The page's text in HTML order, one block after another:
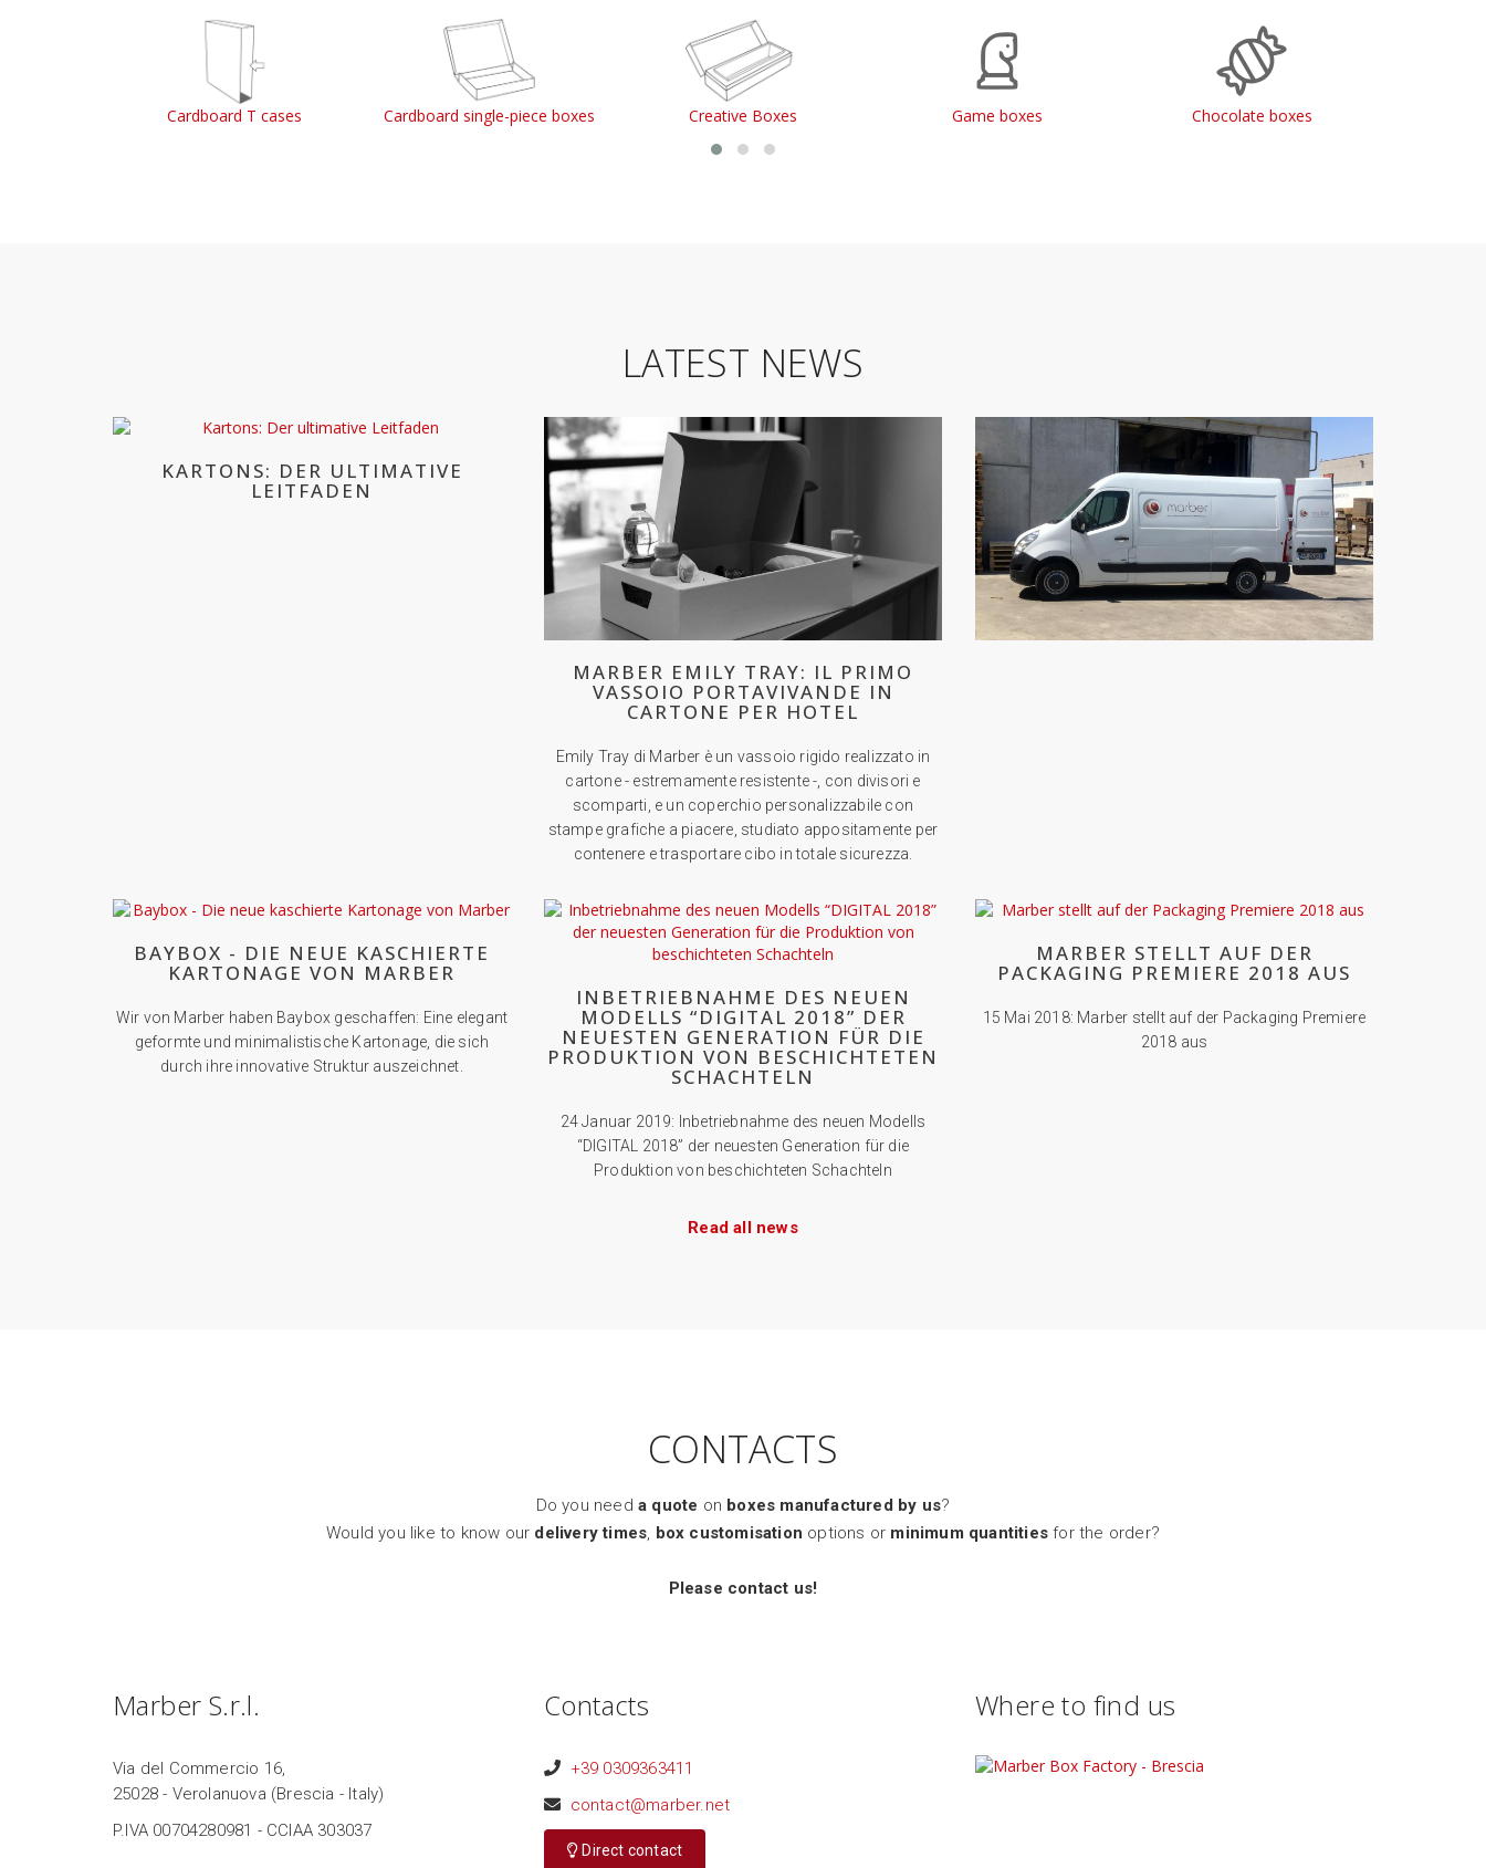
Cardboard T cases Cardboard single-piece boxes Creative Boxes Game boxes Chocolate boxes
LATEST NEWS
KARTONS: DER ULTIMATIVE
LEITFADEN
MARBER EMILY TRAY: IL PRIMO
VASSOIO PORTAVIVANDE IN
CARTONE PER HOTEL
Emily Tray di Marber è un vassoio rigido realizzato in
cartone - estremamente resistente -, con divisori e
scomparti, e un coperchio personalizzabile con
stampe grafiche a piacere, studiato appositamente per
contenere e trasportare cibo in totale sicurezza.
BAYBOX - DIE NEUE KASCHIERTE
KARTONAGE VON MARBER
Wir von Marber haben Baybox geschaffen: Eine elegant
geformte und minimalistische Kartonage, die sich
durch ihre innovative Struktur auszeichnet.
INBETRIEBNAHME DES NEUEN
MODELLS “DIGITAL 2018” DER
NEUESTEN GENERATION FÜR DIE
PRODUKTION VON BESCHICHTETEN
SCHACHTELN
24 Januar 2019: Inbetriebnahme des neuen Modells
“DIGITAL 2018” der neuesten Generation für die
Produktion von beschichteten Schachteln
MARBER STELLT AUF DER
PACKAGING PREMIERE 2018 AUS
15 Mai 2018: Marber stellt auf der Packaging Premiere
2018 aus
Read all news
CONTACTS
Do you needa quote on boxes manufactured by us?
Would you like to know our delivery times, box customisation options or minimum quantities for the order?
Please contact us!
Marber S.r.l.
Via del Commercio 16,
25028 - Verolanuova (Brescia - Italy)
P.IVA 00704280981 - CCIAA 303037
Contacts
+39 0309363411
contact@marber.net
Direct contact
Where to find us